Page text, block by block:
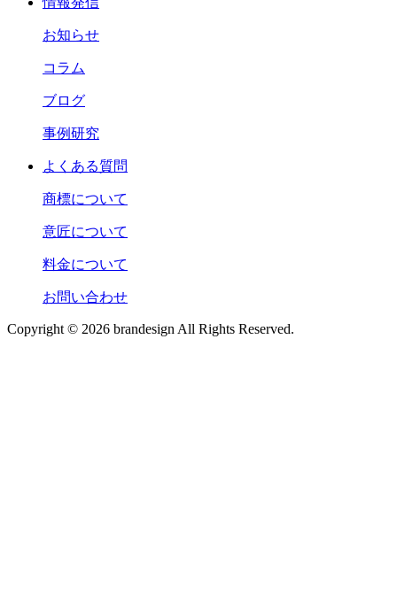
お知らせ
コラム
ブログ
事例研究
よくある質問
商標について
意匠について
料金について
お問い合わせ
Copyright © 2026 brandesign All Rights Reserved.